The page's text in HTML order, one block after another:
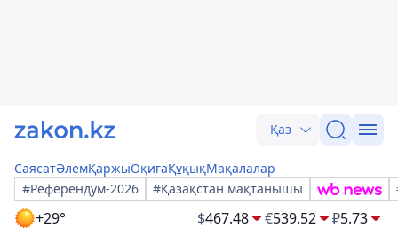
Қаз
СаясатӘлемҚаржыОқиғаҚұқықМақалалар
#Референдум-2026
#Қазақстан мақтанышы
+29° $467.48 €539.52 ₽5.73